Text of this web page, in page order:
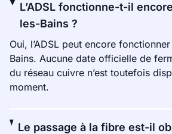
L’ADSL fonctionne-t-il
les-Bains ?
Oui, l’ADSL peut encore
Bains. Aucune date officielle de
du réseau cuivre n’est toutefois
moment.
Le passage à la fibre est-il